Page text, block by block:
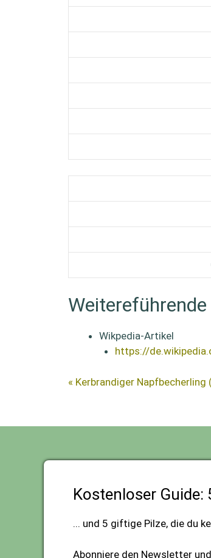
Wikpedia-Artikel
https://
« Kerbrandiger
Kostenloser
... und 5 giftige Pilze, die du
Abonniere den Newsletter